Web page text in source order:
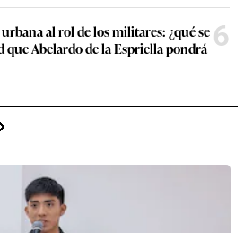
al rol de los militares: ¿qué se
que Abelardo de la Espriella pondrá 6